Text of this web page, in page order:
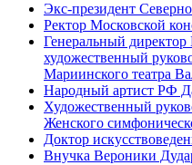
Экс-президент
Ректор Московской
Генеральный директор
художественный
Мариинского театра
Народный артист РФ
Художественный
Женского
Доктор
Внучка Вероники